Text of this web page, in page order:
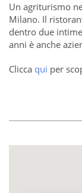
Un agriturismo
Milano. Il
dentro due
anni è anche
Clicca qui per